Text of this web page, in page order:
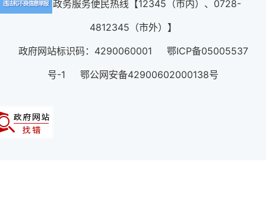
12345政务服务便民热线【12345（市内）、0728-
4812345（市外）】
政府网站标识码：4290060001 鄂ICP备05005537
号-1 鄂公网安备42900602000138号